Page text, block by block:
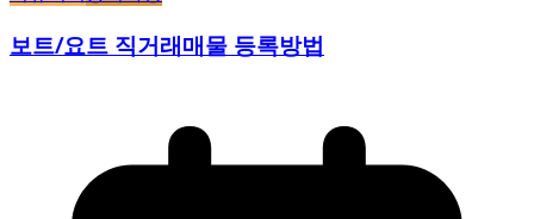
보트/요트 직거래매물 등록방법